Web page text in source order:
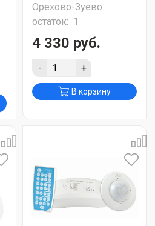
Орехово-Зуево
остаток: 1
4 330 руб.
- +
В корзину